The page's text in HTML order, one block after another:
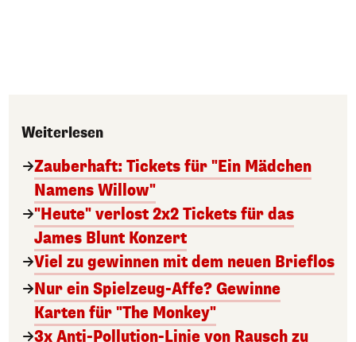
Weiterlesen
Zauberhaft: Tickets für "Ein Mädchen
Namens Willow"
"Heute" verlost 2x2 Tickets für das
James Blunt Konzert
Viel zu gewinnen mit dem neuen Brieflos
Nur ein Spielzeug-Affe? Gewinne
Karten für "The Monkey"
3x Anti-Pollution-Linie von Rausch zu